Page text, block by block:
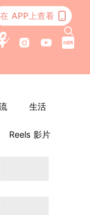
在 APP上查看
生活
Reels 影片